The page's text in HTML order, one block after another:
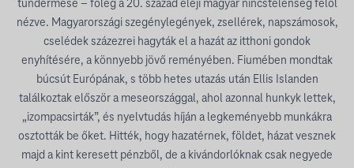
tündérmese – főleg a 20. század eleji magyar nincstelenség felől
nézve. Magyarországi szegénylegények, zsellérek, napszámosok,
cselédek százezrei hagyták el a hazát az itthoni gondok
enyhítésére, a könnyebb jövő reményében. Fiumében mondtak
búcsút Európának, s több hetes utazás után Ellis Islanden
találkoztak először a meseországgal, ahol azonnal hunkyk lettek,
„izompacsirták”, és nyelvtudás híján a legkeményebb munkákra
osztották be őket. Hitték, hogy hazatérnek, földet, házat vesznek
majd a kint keresett pénzből, de a kivándorlóknak csak negyede